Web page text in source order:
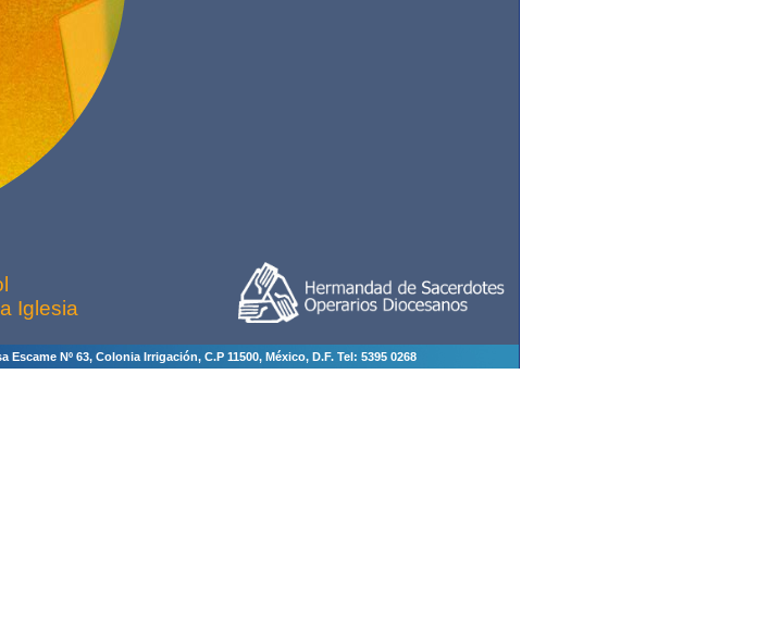
Iglesia
Nº 63, Colonia Irrigación, C.P 11500, México, D.F. Tel: 5395 0268